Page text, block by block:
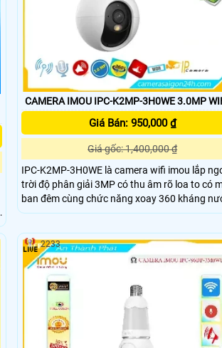
CAMERA IMOU IPC-K2MP-
Giá Bán: 950,000 ₫
Giá gốc: 1,400,000 ₫
IPC-K2MP-3H0WE là camera wifi imou lắp
trời độ phân giải 3MP có thu âm rõ loa to có
ban đêm cùng chức năng xoay 360 kháng
tốt trang bị hồng ngoại 10m chức năng ai
lắp cổng nhà cổng công ty nhà xưởng kho
giám sát xe trước cửa hàng.
2233